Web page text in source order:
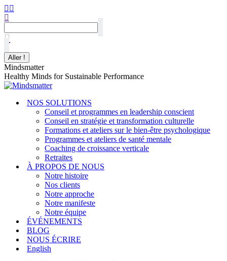
Mindsmatter
Healthy Minds for Sustainable Performance
NOS SOLUTIONS
Conseil et programmes en leadership conscient
Conseil en stratégie et transformation culturelle
Formations et ateliers sur le bien-être psychologique
Programmes et ateliers de santé mentale
Coaching de croissance verticale
Retraites
À PROPOS DE NOUS
Notre histoire
Nos clients
Notre approche
Notre manifeste
Notre équipe
ÉVÉNEMENTS
BLOG
NOUS ÉCRIRE
English